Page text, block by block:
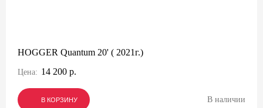
HOGGER Quantum 20' ( 2021г.)
Цена: 14 200 р.
В КОРЗИНУ
В КОРЗИНУ
В КОРЗИНУ В наличии